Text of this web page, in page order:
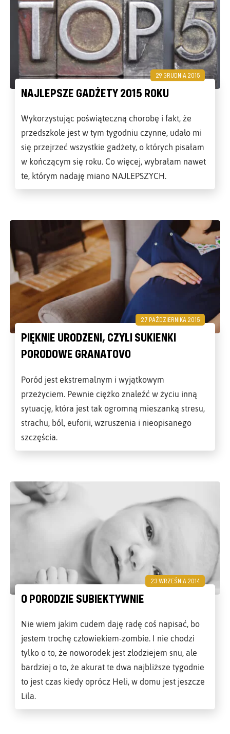
29 GRUDNIA 2015
NAJLEPSZE GADŻETY 2015 ROKU
Wykorzystując poświąteczną chorobę i fakt, że
przedszkole jest w tym tygodniu czynne, udało mi
się przejrzeć wszystkie gadżety, o których pisałam
w kończącym się roku. Co więcej, wybrałam nawet
te, którym nadaję miano NAJLEPSZYCH.
27 PAŹDZIERNIKA 2015
PIĘKNIE URODZENI, CZYLI SUKIENKI
PORODOWE GRANATOVO
Poród jest ekstremalnym i wyjątkowym
przeżyciem. Pewnie ciężko znaleźć w życiu inną
sytuację, która jest tak ogromną mieszanką stresu,
strachu, ból, euforii, wzruszenia i nieopisanego
szczęścia.
23 WRZEŚNIA 2014
O PORODZIE SUBIEKTYWNIE
Nie wiem jakim cudem daję radę coś napisać, bo
jestem trochę człowiekiem-zombie. I nie chodzi
tylko o to, że noworodek jest złodziejem snu, ale
bardziej o to, że akurat te dwa najbliższe tygodnie
to jest czas kiedy oprócz Heli, w domu jest jeszcze
Lila.